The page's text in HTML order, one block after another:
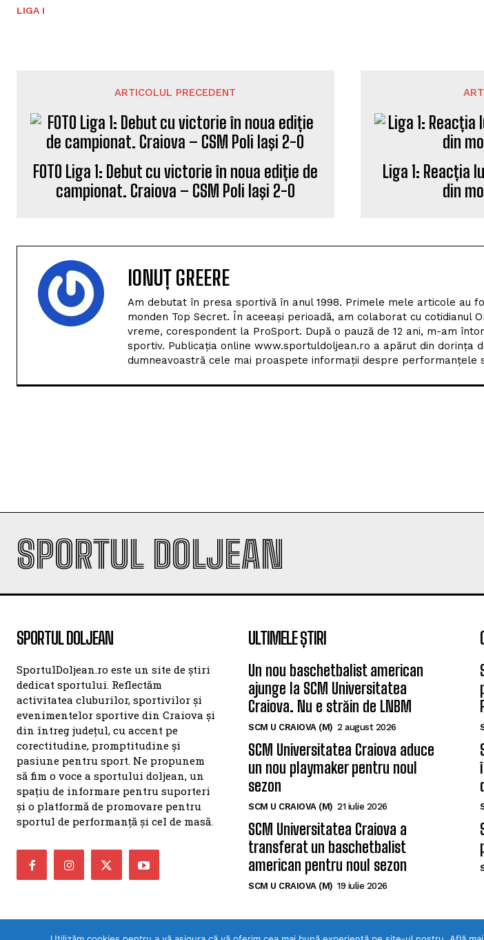
LIGA I
ARTICOLUL PRECEDENT
FOTO Liga 1: Debut cu victorie în noua ediție de
campionat. Craiova – CSM Poli Iaşi 2-0
Liga 1: Reacția
din
IONUȚ GREERE
Am debutat în presa sportivă în anul 1998. Primele mele articole au
monden Top Secret. În aceeași perioadă, am colaborat cu cotidianul
vreme, corespondent la ProSport. După o pauză de 12 ani, m-am
sportiv. Publicația online www.sportuldoljean.ro a apărut din dorința
dumneavoastră cele mai proaspete informații despre performanțele
SPORTUL DOLJEAN
SPORTUL DOLJEAN
SportulDoljean.ro este un site de știri
dedicat sportului. Reflectăm
activitatea cluburilor, sportivilor și
evenimentelor sportive din Craiova și
din întreg județul, cu accent pe
corectitudine, promptitudine și
pasiune pentru sport. Ne propunem
să fim o voce a sportului doljean, un
spațiu de informare pentru suporteri
și o platformă de promovare pentru
sportul de performanță și cel de masă.
ULTIMELE ȘTIRI
Un nou baschetbalist american
ajunge la SCM Universitatea
Craiova. Nu e străin de LNBM
SCM U CRAIOVA (M) 2 august 2026
SCM Universitatea Craiova aduce
un nou playmaker pentru noul
sezon
SCM U CRAIOVA (M) 21 iulie 2026
SCM Universitatea Craiova a
transferat un baschetbalist
american pentru noul sezon
SCM U CRAIOVA (M) 19 iulie 2026